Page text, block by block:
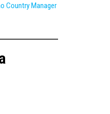
Country Manager